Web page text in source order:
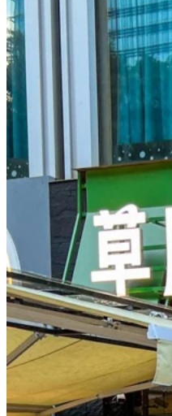
城市密碼（G層中庭附近）
呢度夾公仔超容易夾到！鍾